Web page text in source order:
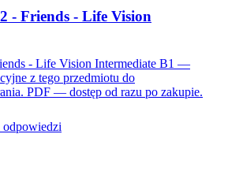
- Friends - Life Vision
- Life Vision Intermediate B1 —
z tego przedmiotu do
PDF — dostęp od razu po zakupie.
odpowiedzi